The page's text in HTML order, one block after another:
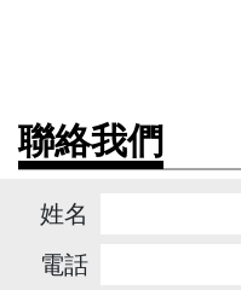
聯絡我們
姓名
電話